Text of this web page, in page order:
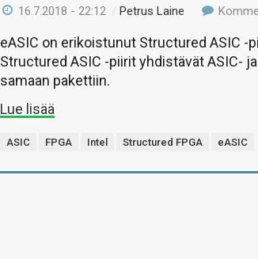
16.7.2018 - 22:12 /Petrus Laine
eASIC on erikoistunut Structured ASIC -
Structured ASIC -piirit yhdistävät ASIC-
samaan pakettiin.
Lue lisää
ASIC FPGA Intel Structured FPGA eASIC